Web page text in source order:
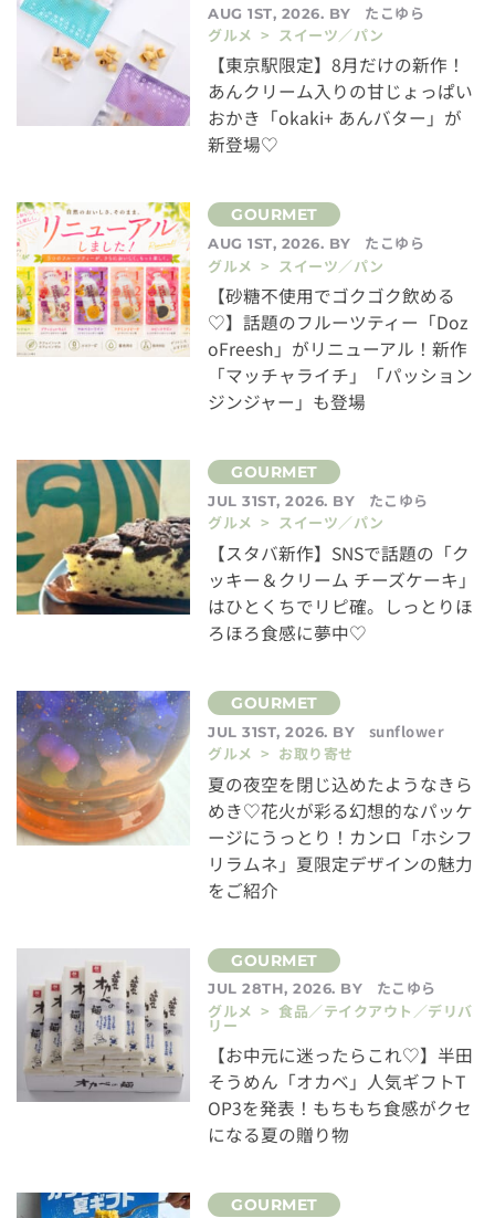
AUG 1ST, 2026. BY
たこゆら
グルメ > スイーツ／パン
【東京駅限定】8月だけの新作！
あんクリーム入りの甘じょっぱい
おかき「okaki+ あんバター」が
新登場♡
AUG 1ST, 2026. BY
たこゆら
グルメ > スイーツ／パン
【砂糖不使用でゴクゴク飲める
♡】話題のフルーツティー「Doz
oFreesh」がリニューアル！新作
「マッチャライチ」「パッション
ジンジャー」も登場
JUL 31ST, 2026. BY
たこゆら
グルメ > スイーツ／パン
【スタバ新作】SNSで話題の「ク
ッキー＆クリーム チーズケーキ」
はひとくちでリピ確。しっとりほ
ろほろ食感に夢中♡
JUL 31ST, 2026. BY
sunflower
グルメ > お取り寄せ
夏の夜空を閉じ込めたようなきら
めき♡花火が彩る幻想的なパッケ
ージにうっとり！カンロ「ホシフ
リラムネ」夏限定デザインの魅力
をご紹介
JUL 28TH, 2026. BY
たこゆら
グルメ > 食品／テイクアウト／デリバ
リー
【お中元に迷ったらこれ♡】半田
そうめん「オカベ」人気ギフトT
OP3を発表！もちもち食感がクセ
になる夏の贈り物